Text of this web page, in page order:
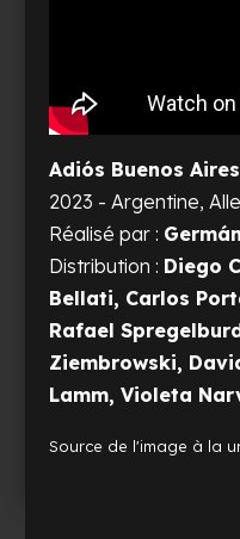
Adiós Buenos Aires
2023 - Argentine,
Réalisé par :
Distribution : Diego
Bellati, Carlos
Rafael
Ziembrowski,
Lamm, Violeta
Source de l'image à la